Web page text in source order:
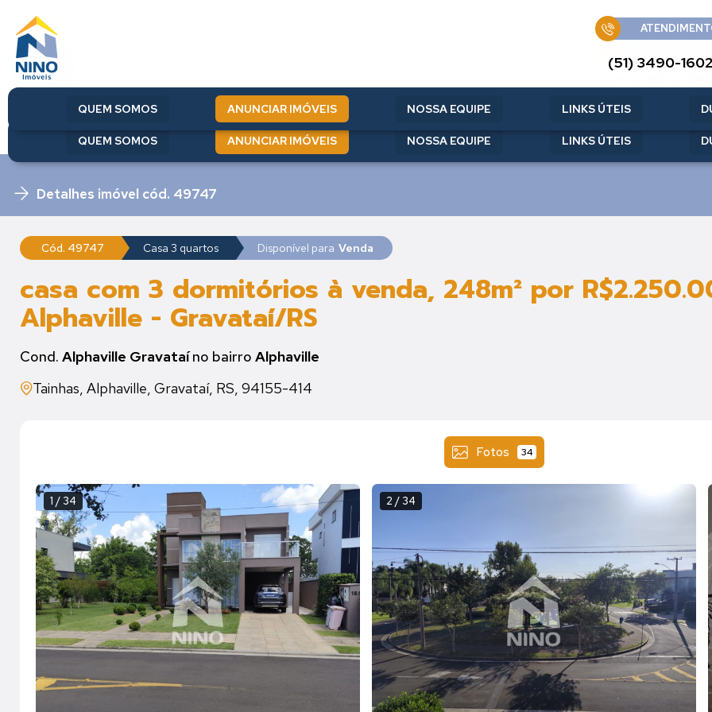
QUEM SOMOS ANUNCIAR IMÓVEIS NOSSA EQUIPE LINKS ÚTEIS
(51) 3490-1602
QUEM SOMOS ANUNCIAR IMÓVEIS NOSSA EQUIPE LINKS ÚTEIS
Detalhes imóvel cód. 49747
Cód. 49747 Casa 3 quartos Disponível para Venda
casa com 3 dormitórios à venda, 248m² por
Alphaville - Gravataí/RS
Cond. Alphaville Gravataíno bairro Alphaville
Tainhas, Alphaville, Gravataí, RS, 94155-414
Fotos 34
1 / 34 2 / 34